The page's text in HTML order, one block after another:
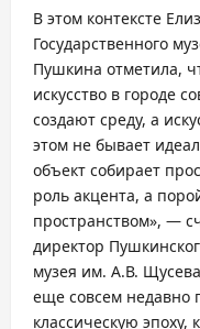
В этом контексте
Государственного
Пушкина отметила,
искусство в городе
создают среду, а
этом не бывает
объект собирает
роль акцента, а
пространством», —
директор
музея им. А.В.
еще совсем недавно
классическую эпоху,